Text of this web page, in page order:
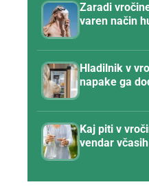
Zaradi
varen način
Hladilnik v
napake ga
Kaj piti v
vendar